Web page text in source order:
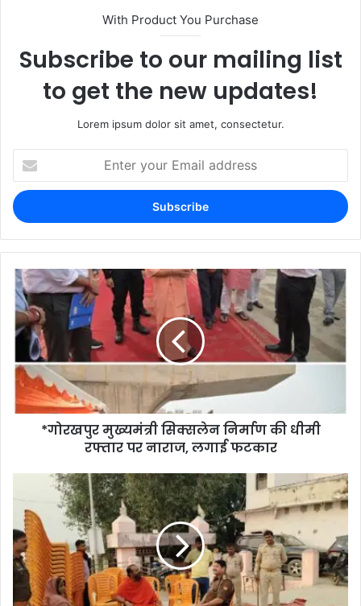
With Product You Purchase
Subscribe to our mailing list
to get the new updates!
Lorem ipsum dolor sit amet, consectetur.
*गोरखपुर मुख्यमंत्री सिक्सलेन निर्माण की धीमी
रफ्तार पर नाराज, लगाई फटकार